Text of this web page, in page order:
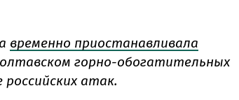
временно приостанавливала
горно-обогатительных
атак.